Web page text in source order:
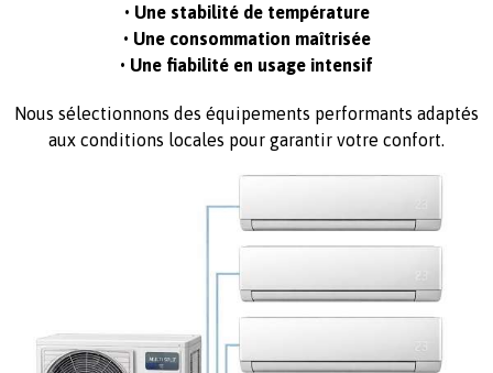
• Une stabilité de température
• Une consommation maîtrisée
• Une fiabilité en usage intensif
Nous sélectionnons des équipements performants adaptés
aux conditions locales pour garantir votre confort.